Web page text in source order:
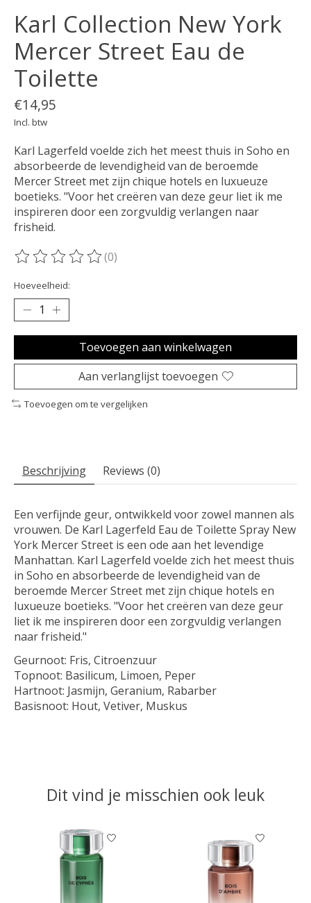
Karl Collection New York
Mercer Street Eau de
Toilette
€14,95
Incl. btw
Karl Lagerfeld voelde zich het meest thuis in Soho en
absorbeerde de levendigheid van de beroemde
Mercer Street met zijn chique hotels en luxueuze
boetieks. "Voor het creëren van deze geur liet ik me
inspireren door een zorgvuldig verlangen naar
frisheid.
De beoordeling van dit product is
(0)
Hoeveelheid:
Toevoegen aan winkelwagen
Aan verlanglijst toevoegen
Toevoegen om te vergelijken
Beschrijving Reviews (0)
Een verfijnde geur, ontwikkeld voor zowel mannen als
vrouwen. De Karl Lagerfeld Eau de Toilette Spray New
York Mercer Street is een ode aan het levendige
Manhattan. Karl Lagerfeld voelde zich het meest thuis
in Soho en absorbeerde de levendigheid van de
beroemde Mercer Street met zijn chique hotels en
luxueuze boetieks. "Voor het creëren van deze geur
liet ik me inspireren door een zorgvuldig verlangen
naar frisheid."
Geurnoot: Fris, Citroenzuur
Topnoot: Basilicum, Limoen, Peper
Hartnoot: Jasmijn, Geranium, Rabarber
Basisnoot: Hout, Vetiver, Muskus
Dit vind je misschien ook leuk
Items van productcarrousel